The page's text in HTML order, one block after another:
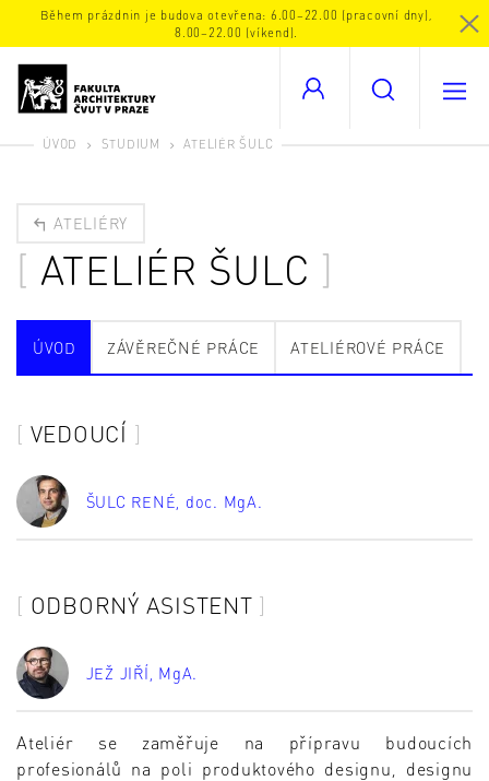
Během prázdnin je budova otevřena: 6.00–22.00 (pracovní dny),
8.00–22.00 (víkend).
ÚVOD STUDIUM ATELIÉR ŠULC
ATELIÉRY
ATELIÉR ŠULC
ÚVOD ZÁVĚREČNÉ PRÁCE ATELIÉROVÉ PRÁCE
VEDOUCÍ
ŠULC RENÉ , doc. MgA.
ODBORNÝ ASISTENT
JEŽ JIŘÍ , MgA.
Ateliér se zaměřuje na přípravu budoucích
profesionálů na poli produktového designu, designu